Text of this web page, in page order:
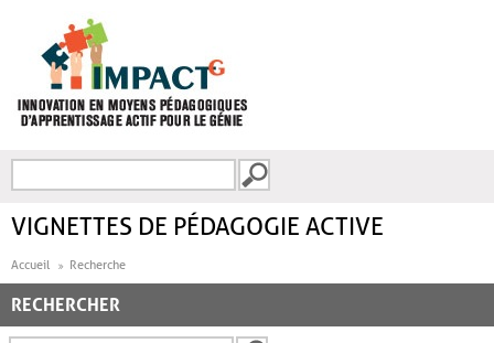
FORMULAIRE DE
VIGNETTES DE PÉDAGOGIE ACTIVE
Accueil Recherche
RECHERCHER